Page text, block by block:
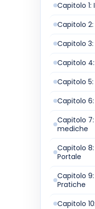
Capitolo
Capitolo
Capitolo
Capitolo
Capitolo
Capitolo 6:
Capitolo
mediche
Capitolo
Portale
Capitolo
Pratiche
Capitolo